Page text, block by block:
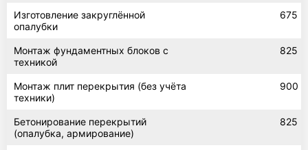
Изготовление закруглённой
опалубки
675
Монтаж фундаментных блоков с
техникой
825
Монтаж плит перекрытия (без учёта
техники)
900
Бетонирование перекрытий
(опалубка, армирование)
825